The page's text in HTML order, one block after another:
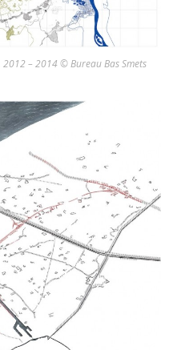
– 2014 © Bureau Bas Smets